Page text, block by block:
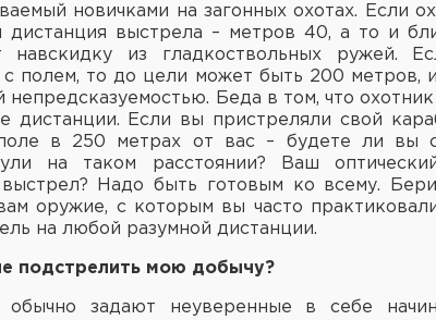
новичками на загонных охотах. Если
дистанция выстрела – метров 40, а то и
навскидку из гладкоствольных ружей.
полем, то до цели может быть 200 метров,
непредсказуемостью. Беда в том, что
дистанции. Если вы пристреляли свой
в 250 метрах от вас – будете ли вы
на таком расстоянии? Ваш
выстрел? Надо быть готовым ко всему.
оружие, с которым вы часто
на любой разумной дистанции.
подстрелить мою добычу?
обычно задают неуверенные в себе